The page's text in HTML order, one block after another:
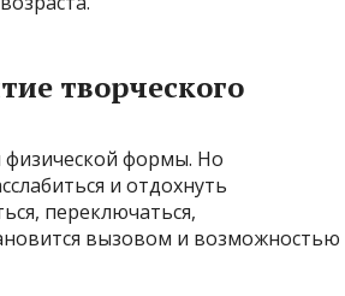
творческого
физической формы. Но
и отдохнуть
переключаться,
вызовом и возможностью